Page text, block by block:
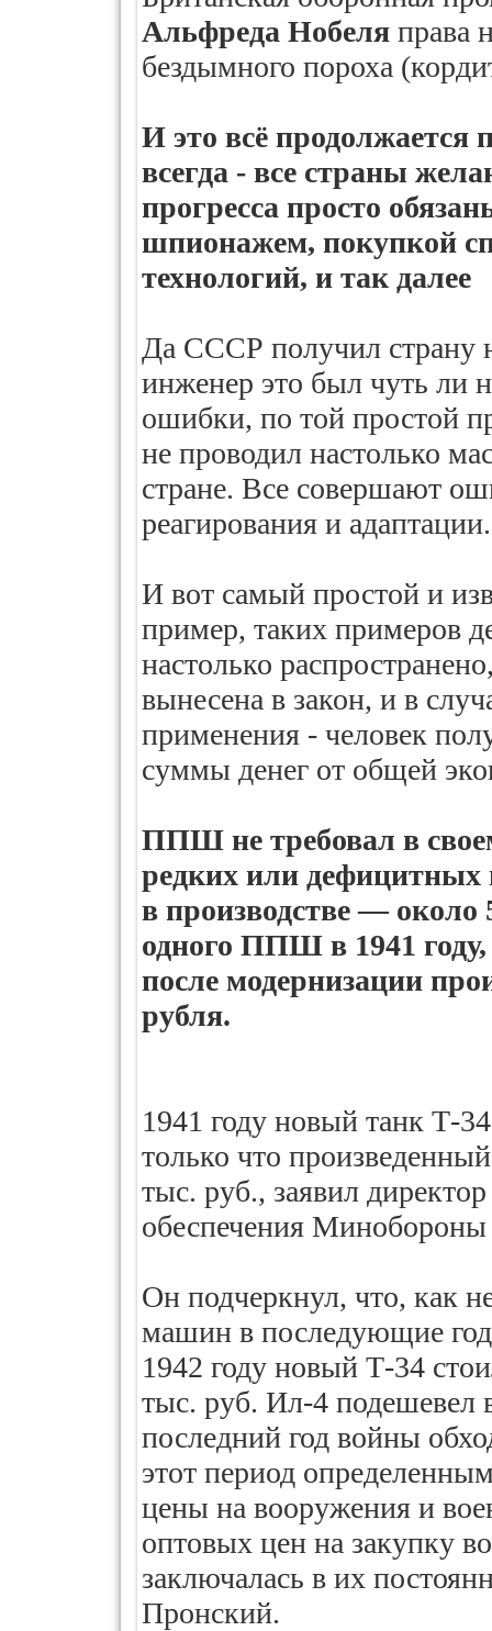
Альфреда Нобеля права
бездымного пороха
И это всё продолжается
всегда - все страны
прогресса просто
шпионажем, покупкой
технологий, и так далее
Да СССР получил страну
инженер это был чуть ли
ошибки, по той простой
не проводил настолько
стране. Все совершают
реагирования и адаптации.
И вот самый простой и
пример, таких примеров
настолько
вынесена в закон, и в
применения - человек
суммы денег от общей
ППШ не требовал в
редких или дефицитных
в производстве — около
одного ППШ в 1941 году,
после модернизации
рубля.
1941 году новый танк Т-
только что
тыс. руб., заявил
обеспечения
Он подчеркнул, что, как
машин в последующие
1942 году новый Т-34
тыс. руб. Ил-4 подешевел
последний год войны
этот период
цены на вооружения и
оптовых цен на закупку
заключалась в их
Пронский.